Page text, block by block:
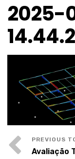
2025-
Avaliação